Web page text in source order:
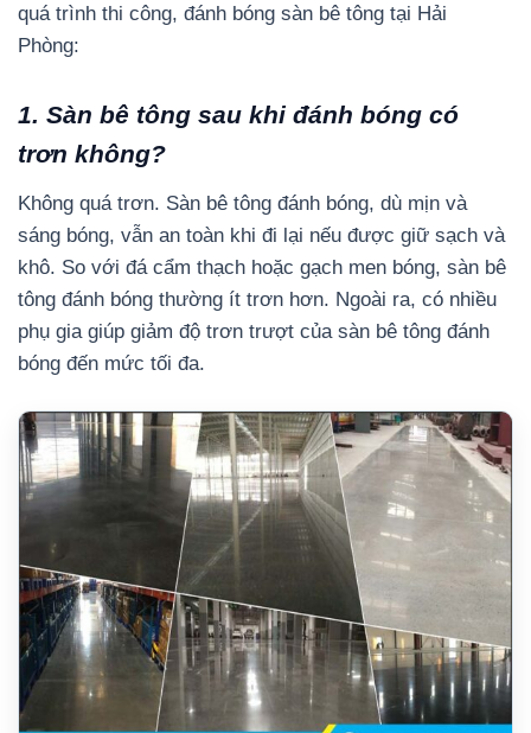
quá trình thi công, đánh bóng sàn bê tông tại Hải
Phòng:
1. Sàn bê tông sau khi đánh bóng có
trơn không?
Không quá trơn. Sàn bê tông đánh bóng, dù mịn và
sáng bóng, vẫn an toàn khi đi lại nếu được giữ sạch và
khô. So với đá cẩm thạch hoặc gạch men bóng, sàn bê
tông đánh bóng thường ít trơn hơn. Ngoài ra, có nhiều
phụ gia giúp giảm độ trơn trượt của sàn bê tông đánh
bóng đến mức tối đa.